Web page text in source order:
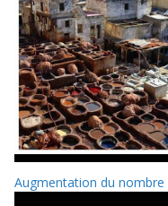
Augmentation du nombre